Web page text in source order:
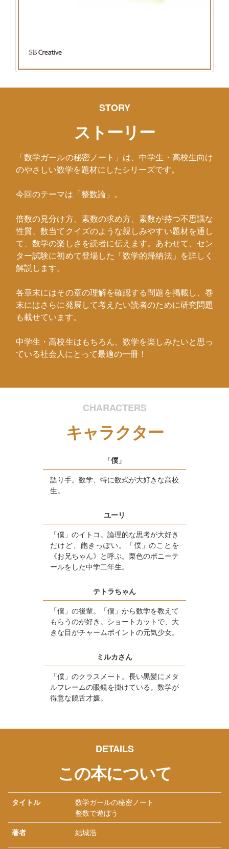
STORY
ストーリー
「数学ガールの秘密ノート」は、中学生・高校生向け
のやさしい数学を題材にしたシリーズです。
今回のテーマは「整数論」。
倍数の見分け方、素数の求め方、素数が持つ不思議な
性質、数当てクイズのような親しみやすい題材を通し
て、数学の楽しさを読者に伝えます。あわせて、セン
ター試験に初めて登場した「数学的帰納法」を詳しく
解説します。
各章末にはその章の理解を確認する問題を掲載し、巻
末にはさらに発展して考えたい読者のために研究問題
も載せています。
中学生・高校生はもちろん、数学を楽しみたいと思っ
ている社会人にとって最適の一冊！
CHARACTERS
キャラクター
「僕」
語り手。数学、特に数式が大好きな高校
生。
ユーリ
「僕」のイトコ。論理的な思考が大好き
だけど、飽きっぽい。「僕」のことを
《お兄ちゃん》と呼ぶ。栗色のポニーテ
ールをした中学二年生。
テトラちゃん
「僕」の後輩。「僕」から数学を教えて
もらうのが好き。ショートカットで、大
きな目がチャームポイントの元気少女。
ミルカさん
「僕」のクラスメート。長い黒髪にメタ
ルフレームの眼鏡を掛けている。数学が
得意な饒舌才媛。
DETAILS
この本について
タイトル
数学ガールの秘密ノート
整数で遊ぼう
著者
結城浩